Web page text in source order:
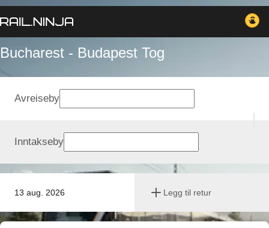
Bucharest - Budapest Tog
13 aug. 2026 Legg til retur
Avreiseby
Inntakseby